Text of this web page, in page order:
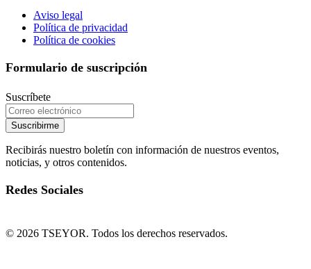
Aviso legal
Política de privacidad
Política de cookies
Formulario de suscripción
Suscríbete
Suscribirme
Recibirás nuestro boletín con información de nuestros eventos,
noticias, y otros contenidos.
Redes Sociales
© 2026 TSEYOR. Todos los derechos reservados.